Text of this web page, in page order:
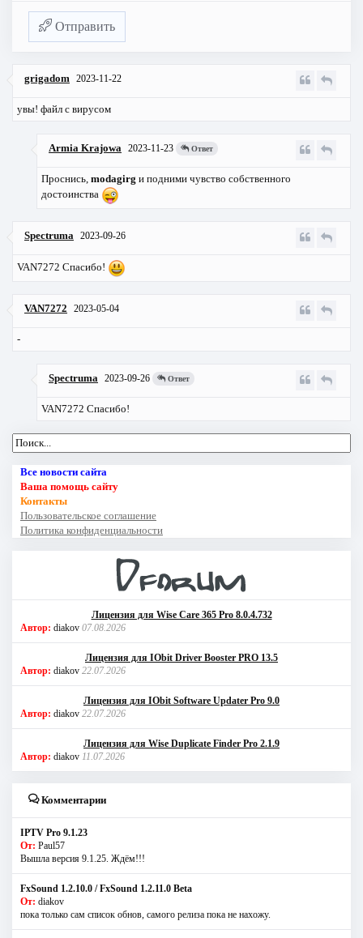
Отправить
grigadom 2023-11-22
увы! файл с вирусом
Armia Krajowa 2023-11-23 Ответ
Проснись, modagirg и подними чувство собственного
достоинства
Spectruma 2023-09-26
VAN7272 Спасибо!
VAN7272 2023-05-04
-
Spectruma 2023-09-26 Ответ
VAN7272 Спасибо!
Все новости сайта
Ваша помощь сайту
Контакты
Пользовательское соглашение
Политика конфиденциальности
Лицензия для Wise Care 365 Pro 8.0.4.732
Автор: diakov 07.08.2026
Лицензия для IObit Driver Booster PRO 13.5
Автор: diakov 22.07.2026
Лицензия для IObit Software Updater Pro 9.0
Автор: diakov 22.07.2026
Лицензия для Wise Duplicate Finder Pro 2.1.9
Автор: diakov 11.07.2026
Комментарии
IPTV Pro 9.1.23
От: Paul57
Вышла версия 9.1.25. Ждём!!!
FxSound 1.2.10.0 / FxSound 1.2.11.0 Beta
От: diakov
пока только сам список обнов, самого релиза пока не нахожу.